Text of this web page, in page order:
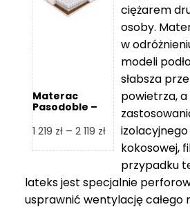
Materac
Pasodoble –
1 219 zł – 2 119 złZakres
cen:
1
219 zł
do
ciężarem
osoby.
w
modeli
słabsza
powietrza,
kokosowej,
przypadku
lateks jest specjalnie
usprawnić wentylację całego